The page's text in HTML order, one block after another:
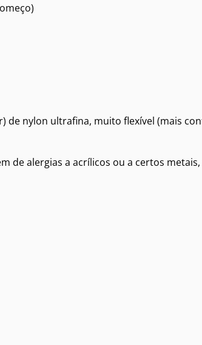
de nylon ultrafina, muito flexível (mais
de alergias a acrílicos ou a certos